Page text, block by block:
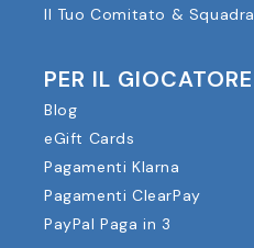
Il Tuo Comitato & Squadra
PER IL GIOCATORE
Blog
eGift Cards
Pagamenti Klarna
Pagamenti ClearPay
PayPal Paga in 3